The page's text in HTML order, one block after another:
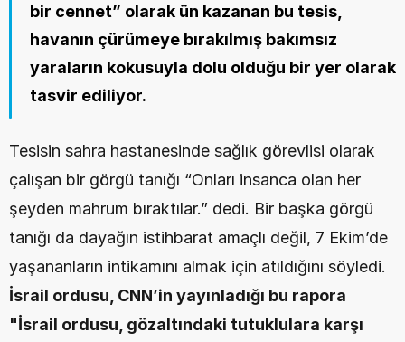
bir cennet” olarak ün kazanan bu tesis,
havanın çürümeye bırakılmış bakımsız
yaraların kokusuyla dolu olduğu bir yer olarak
tasvir ediliyor.
Tesisin sahra hastanesinde sağlık görevlisi olarak
çalışan bir görgü tanığı “Onları insanca olan her
şeyden mahrum bıraktılar.” dedi. Bir başka görgü
tanığı da dayağın istihbarat amaçlı değil, 7 Ekim’de
İsrail ordusu, CNN’in yayınladığı bu rapora
"İsrail ordusu, gözaltındaki tutuklulara karşı